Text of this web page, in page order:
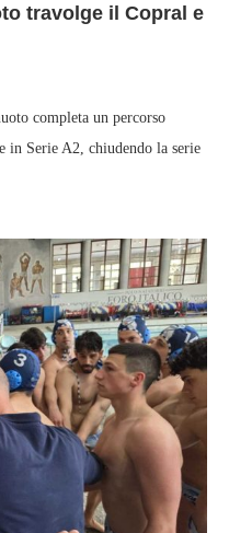
travolge il Copral e
completa un percorso
in Serie A2, chiudendo la serie